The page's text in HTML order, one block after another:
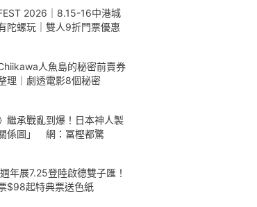
2026｜8.15-16中港城
陀螺玩｜雙人9折門票優惠
人魚島的秘密前賣券
理｜劇透電影8個秘密
繼承戰亂到爆！日本神人製
關係圖」 網：冨樫都驚
年展7.25登陸啟德雙子匯！
$98起特典票送色紙